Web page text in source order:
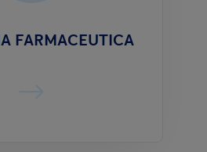
FARMACEUTICA